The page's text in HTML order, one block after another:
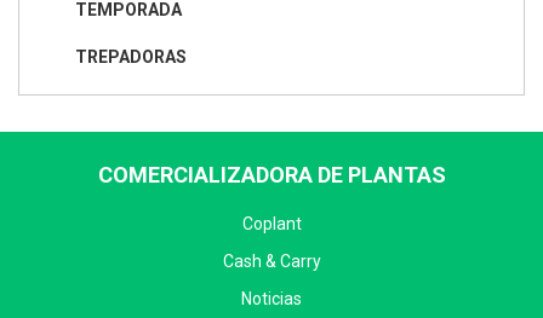
TEMPORADA
TREPADORAS
COMERCIALIZADORA DE PLANTAS
Coplant
Cash & Carry
Noticias